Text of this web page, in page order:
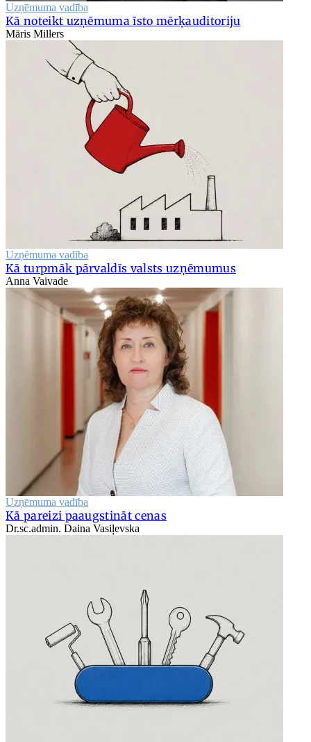
Uzņēmuma vadība
Kā noteikt uzņēmuma īsto mērķauditoriju
Māris Millers
Uzņēmuma vadība
Kā turpmāk pārvaldīs valsts uzņēmumus
Anna Vaivade
Uzņēmuma vadība
Kā pareizi paaugstināt cenas
Dr.sc.admin. Daina Vasiļevska